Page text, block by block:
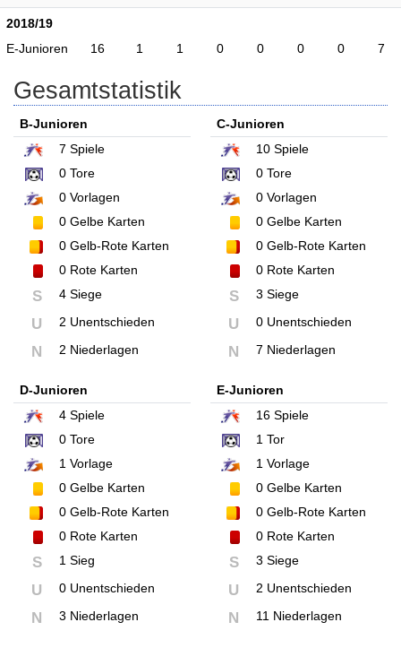
2018/19
E-Junioren
16 1 1 0 0 0 0 7
Gesamtstatistik
B-Junioren
7 Spiele
0 Tore
0 Vorlagen
0 Gelbe Karten
0 Gelb-Rote Karten
0 Rote Karten
S 4 Siege
U 2 Unentschieden
N 2 Niederlagen
C-Junioren
10Spiele
0Tore
0Vorlagen
0Gelbe Karten
0Gelb-Rote Karten
0Rote Karten
S 3 Siege
U 0 Unentschieden
N 7 Niederlagen
D-Junioren
4 Spiele
0 Tore
1 Vorlage
0 Gelbe Karten
0 Gelb-Rote Karten
0 Rote Karten
S 1 Sieg
U 0 Unentschieden
N 3 Niederlagen
E-Junioren
16Spiele
1Tor
1Vorlage
0Gelbe Karten
0Gelb-Rote Karten
0Rote Karten
S 3 Siege
U 2 Unentschieden
N 11 Niederlagen